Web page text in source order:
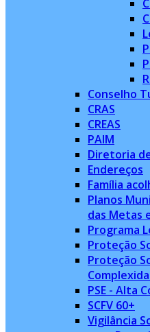
Conselho
CRAS
CREAS
PAIM
Diretoria
Endereços
Família
Planos
das Metas
Programa
Proteção
Proteção
PSE - Alta
SCFV 60+
Vigilância